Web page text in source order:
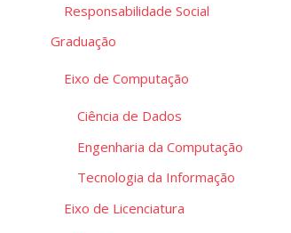
Responsabilidade Social
Graduação
Eixo de Computação
Ciência de Dados
Engenharia da Computação
Tecnologia da Informação
Eixo de Licenciatura